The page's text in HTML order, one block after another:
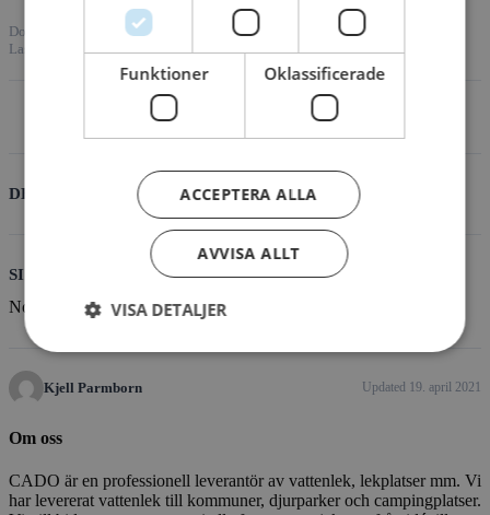
Download File Size 867.53 KB File Count1
19. april 2021
Last Updated
DESCRIPTION
SIMILAR DOWNLOADS
No related download found!
Kjell Parmborn Updated 19. april 2021
Om oss
CADO är en professionell leverantör av vattenlek, lekplatser mm. Vi
har levererat vattenlek till kommuner, djurparker och campingplatser.
Funktioner Oklassificerade
ACCEPTERA ALLA
AVVISA ALLT
VISA DETALJER